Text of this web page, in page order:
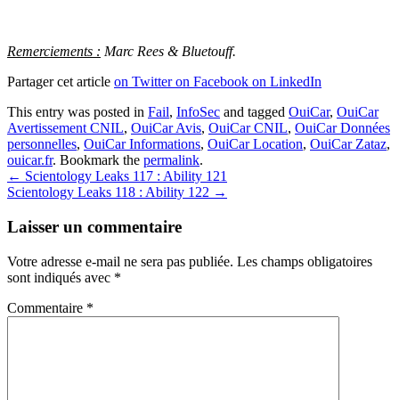
Remerciements : Marc Rees & Bluetouff.
Partager cet article on Twitter on Facebook on LinkedIn
This entry was posted in Fail, InfoSec and tagged OuiCar, OuiCar
Avertissement CNIL, OuiCar Avis, OuiCar CNIL, OuiCar Données
personnelles, OuiCar Informations, OuiCar Location, OuiCar Zataz,
ouicar.fr. Bookmark the permalink.
Post
navigation
← Scientology Leaks 117 : Ability 121
Scientology Leaks 118 : Ability 122 →
Laisser un commentaire
Votre adresse e-mail ne sera pas publiée. Les champs obligatoires
sont indiqués avec *
Commentaire *